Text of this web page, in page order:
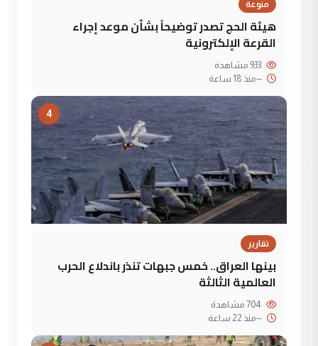
منوعة
هيئة الحج تصدر توضيحاً بشأن موعد إجراء
القرعة الإلكترونية
--منذ 18 ساعة
4
تقارير
بينها العراق.. خمس جبهات تنذر باندلاع الحرب
العالمية الثالثة
--منذ 22 ساعة